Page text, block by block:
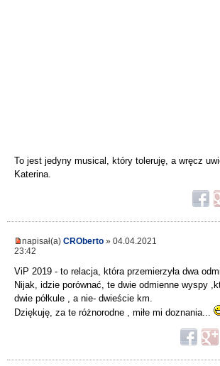
To jest jedyny musical, który toleruję, a wręcz
Katerina.
napisał(a) CROberto » 04.04.2021
23:42
ViP 2019 - to relacja, która przemierzyła dwa
Nijak, idzie porównać, te dwie odmienne wyspy
dwie półkule , a nie- dwieście km.
Dziękuję, za te różnorodne , miłe mi doznania...